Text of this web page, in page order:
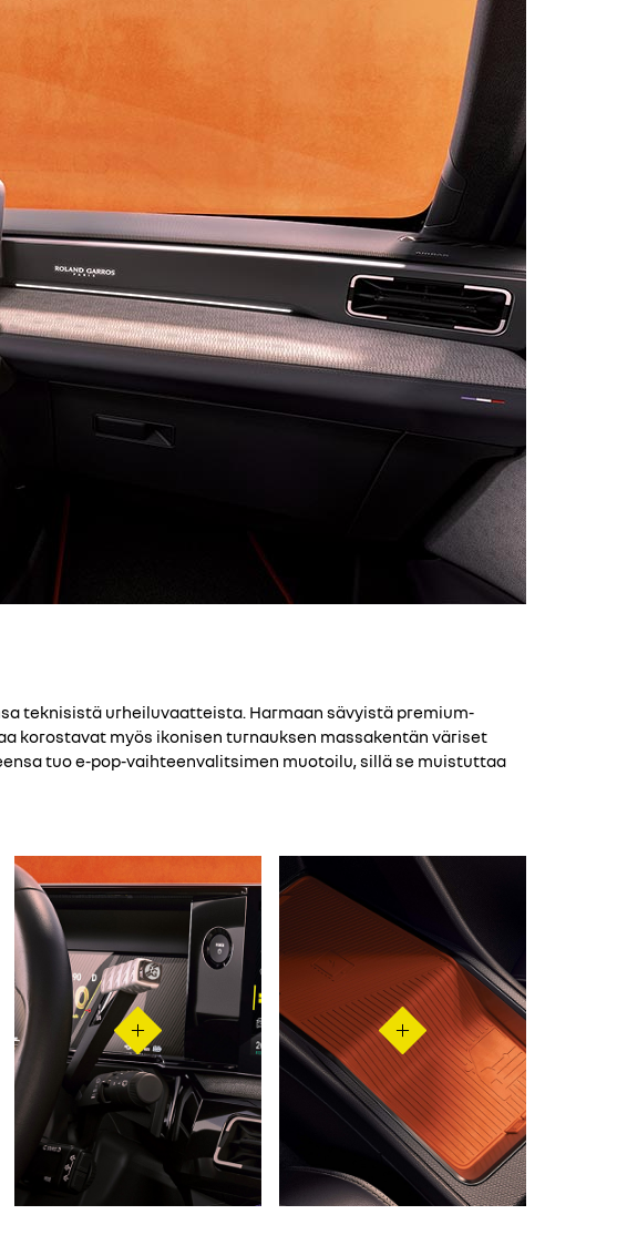
teknisistä urheiluvaatteista. Harmaan sävyistä premium-
korostavat myös ikonisen turnauksen massakentän väriset
tuo e-pop-vaihteenvalitsimen muotoilu, sillä se muistuttaa